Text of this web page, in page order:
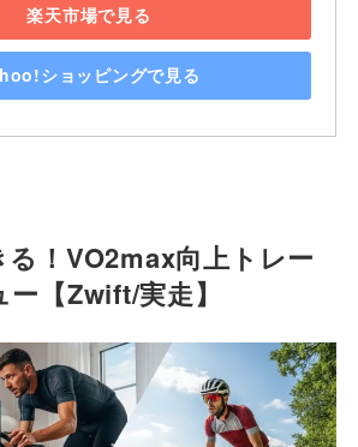
楽天市場で見る
ショッピングで見る
！VO2max向上トレー
【Zwift/実走】